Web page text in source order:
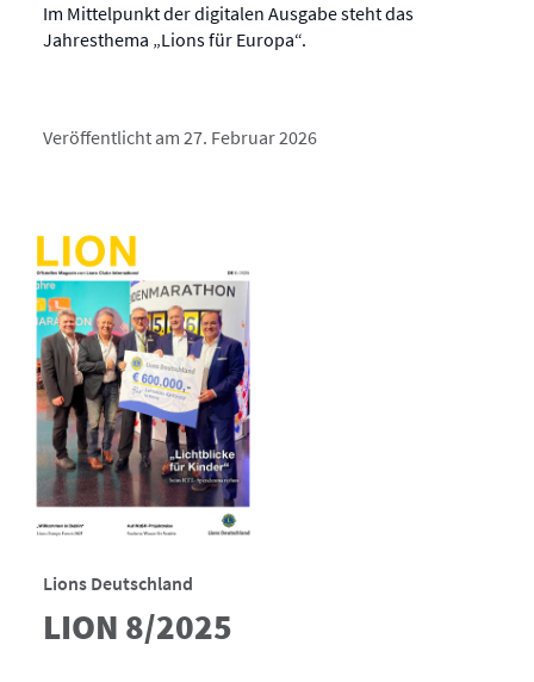
Im Mittelpunkt der digitalen Ausgabe steht das
Jahresthema „Lions für Europa“.
Veröffentlicht am 27. Februar 2026
Lions Deutschland
LION 8/2025